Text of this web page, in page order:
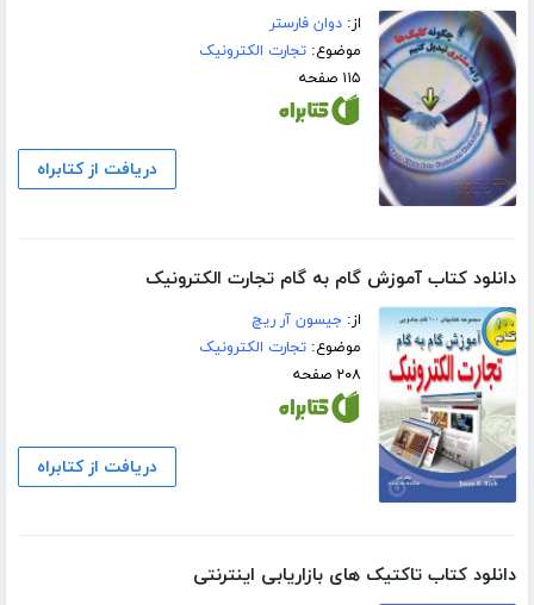
از:دوان فارستر
موضوع:تجارت الکترونیک
۱۱۵ صفحه
دریافت از کتابراه
دانلود کتاب آموزش گام به گام تجارت الکترونیک
از:جیسون آر ریچ
موضوع:تجارت الکترونیک
۲۰۸ صفحه
دریافت از کتابراه
دانلود کتاب تاکتیک های بازاریابی اینترنتی